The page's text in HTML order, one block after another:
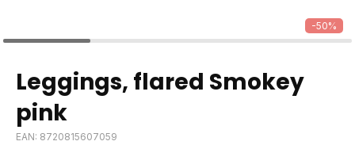
-50%
Leggings, flared Smokey
pink
EAN: 8720815607059